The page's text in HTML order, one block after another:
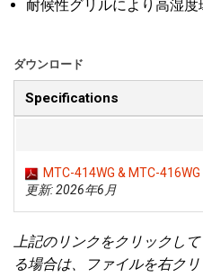
言語/地域
耐候性グリルにより高湿
ダウンロード
Specifications
MTC-414WG & MTC-
更新: 2026年6月
上記のリンクをクリックし
る場合は、ファイルを右ク